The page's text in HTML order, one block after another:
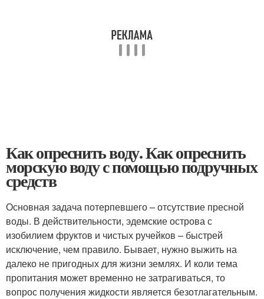
Как опреснить воду. Как опреснить
морскую воду с помощью подручных
средств
Основная задача потерпевшего – отсутствие пресной
воды. В действительности, эдемские острова с
изобилием фруктов и чистых ручейков – быстрей
исключение, чем правило. Бывает, нужно выжить на
далеко не пригодных для жизни землях. И коли тема
пропитания может временно не затрагиваться, то
вопрос получения жидкости является безотлагательным.